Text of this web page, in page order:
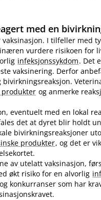
med en
I tilfeller med
vurdere risikoen for
infeksjonssykdom. Det
vaksinering. Derfor
produkter og anmerke
eventuelt med en lokal
det at dyret blir holdt
bivirkningsreaksjoner
produkter, og det er
av utelatt vaksinasjon,
økt risiko for en alvorlig
konkurranser som har